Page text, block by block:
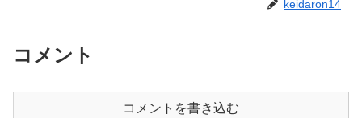
keidaron14
コメント
コメントを書き込む